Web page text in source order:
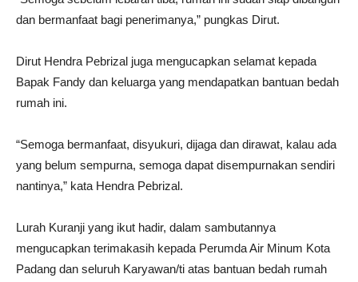
dan bermanfaat bagi penerimanya,” pungkas Dirut.
Dirut Hendra Pebrizal juga mengucapkan selamat kepada
Bapak Fandy dan keluarga yang mendapatkan bantuan bedah
rumah ini.
“Semoga bermanfaat, disyukuri, dijaga dan dirawat, kalau ada
yang belum sempurna, semoga dapat disempurnakan sendiri
nantinya,” kata Hendra Pebrizal.
Lurah Kuranji yang ikut hadir, dalam sambutannya
mengucapkan terimakasih kepada Perumda Air Minum Kota
Padang dan seluruh Karyawan/ti atas bantuan bedah rumah